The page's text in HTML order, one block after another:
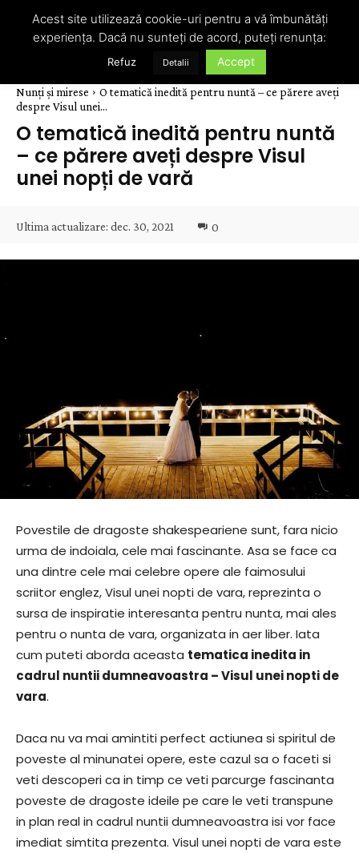
Nunți și mirese
O tematică inedită pentru nuntă – ce părere aveți
despre Visul unei...
O tematică inedită pentru nuntă
– ce părere aveți despre Visul
unei nopți de vară
Ultima actualizare: dec. 30, 2021 0
Povestile de dragoste shakespeariene sunt, fara nicio
urma de indoiala, cele mai fascinante. Asa se face ca
una dintre cele mai celebre opere ale faimosului
scriitor englez, Visul unei nopti de vara, reprezinta o
sursa de inspiratie interesanta pentru nunta, mai ales
pentru o nunta de vara, organizata in aer liber. Iata
cum puteti aborda aceasta tematica inedita in
cadrul nuntii dumneavoastra – Visul unei nopti de
vara.
Daca nu va mai amintiti perfect actiunea si spiritul de
poveste al minunatei opere, este cazul sa o faceti si
veti descoperi ca in timp ce veti parcurge fascinanta
poveste de dragoste ideile pe care le veti transpune
in plan real in cadrul nuntii dumneavoastra isi vor face
imediat simtita prezenta. Visul unei nopti de vara este
Acest site utilizează cookie-uri pentru a vă îmbunătăți
experiența. Dacă nu sunteți de acord, puteți renunța:
Refuz Detalii Accept